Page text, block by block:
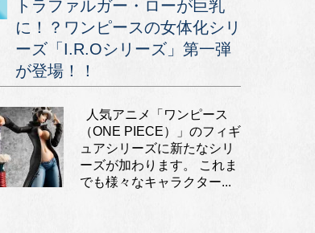
トラファルガー・ローが巨乳
に！？ワンピースの女体化シリ
ーズ「I.R.Oシリーズ」第一弾
が登場！！
人気アニメ「ワンピース
（ONE PIECE）」のフィギ
ュアシリーズに新たなシリ
ーズが加わります。 これま
でも様々なキャラクター...